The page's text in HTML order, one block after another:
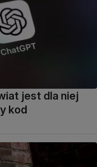
jest dla niej
kod